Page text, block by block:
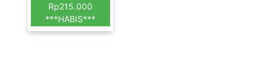
Rp215.000
***HABIS***